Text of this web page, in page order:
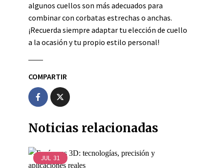
algunos cuellos son más adecuados para
combinar con corbatas estrechas o anchas.
¡Recuerda siempre adaptar tu elección de cuello
a la ocasión y tu propio estilo personal!
COMPARTIR
Noticias relacionadas
JUL 31